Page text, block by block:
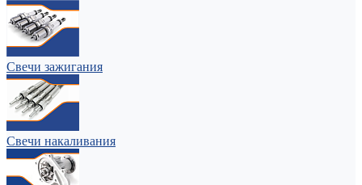
Свечи зажигания
Свечи накаливания